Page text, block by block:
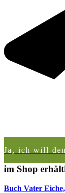
Ja, ich will
im Shop
Buch Vater